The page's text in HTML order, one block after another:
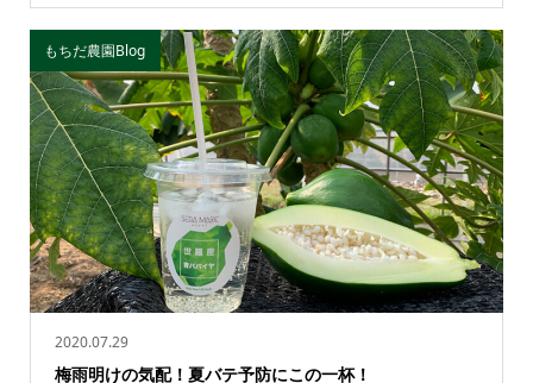
2020.07.29
梅雨明けの気配！夏バテ予防にこの一杯！
もちだ農園Blog